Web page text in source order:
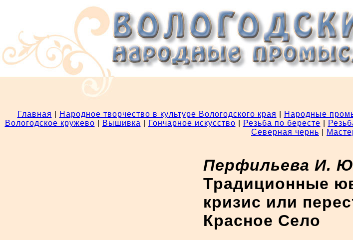
Главная Народное творчество в культуре Вологодского края Народные
Вологодское кружево
Вышивка Гончарное искусство Резьба по бересте
Северная чернь
Перфильева И.
Традиционные
кризис или
Красное Село